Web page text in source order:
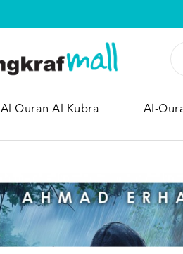
Al Quran Al Kubra Al-